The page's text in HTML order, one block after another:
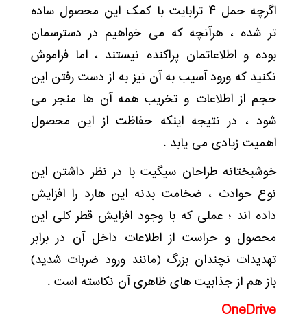
اگرچه حمل ۴ ترابایت با کمک این محصول ساده
تر شده ، هرآنچه که می خواهیم در دسترسمان
بوده و اطلاعاتمان پراکنده نیستند ، اما فراموش
نکنید که ورود آسیب به آن نیز به از دست رفتن این
حجم از اطلاعات و تخریب همه آن ها منجر می
شود ، در نتیجه اینکه حفاظت از این محصول
اهمیت زیادی می یابد .
خوشبختانه طراحان سیگیت با در نظر داشتن این
نوع حوادث ، ضخامت بدنه این هارد را افزایش
داده اند ؛ عملی که با وجود افزایش قطر کلی این
محصول و حراست از اطلاعات داخل آن در برابر
تهدیدات نچندان بزرگ (مانند ورود ضربات شدید)
باز هم از جذابیت های ظاهری آن نکاسته است .
OneDrive